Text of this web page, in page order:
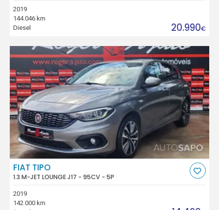
2019
144.046 km
Diesel
20.990€
FIAT TIPO
1.3 M-JET LOUNGE J17 - 95CV - 5P
2019
142.000 km